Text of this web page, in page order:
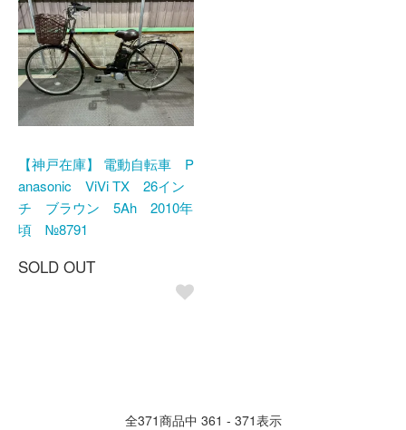
【神戸在庫】 電動自転車 P
anasonic ViVi TX 26イン
チ ブラウン 5Ah 2010年
頃 №8791
SOLD OUT
全371商品中 361 - 371表示